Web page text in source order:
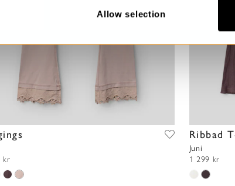
Allow selection
kr
Ribbad
Juni
1 299 kr